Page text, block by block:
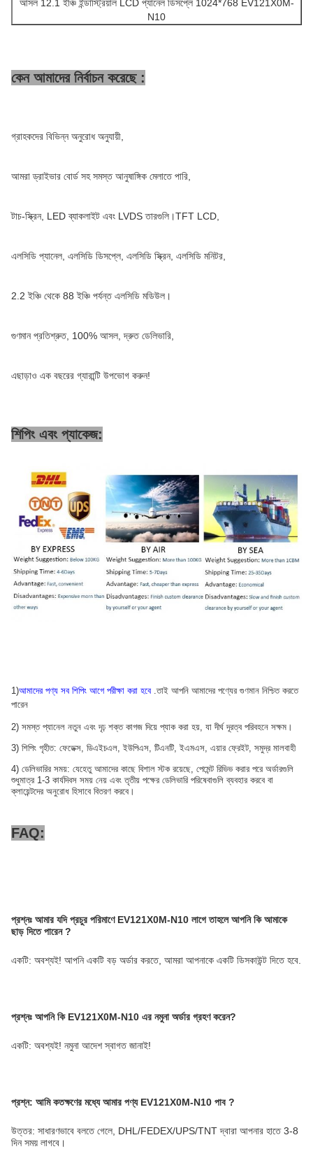
আসল 12.1 ইঞ্চি ইন্ডাস্ট্রিয়াল LCD প্যানেল ডিসপ্লে 1024*768 EV121X0M-
N10
কেন আমাদের নির্বাচন করেছে :
গ্রাহকদের বিভিন্ন অনুরোধ অনুযায়ী,
আমরা ড্রাইভার বোর্ড সহ সমস্ত আনুষাঙ্গিক মেলাতে পারি,
টাচ-স্ক্রিন, LED ব্যাকলাইট এবং LVDS তারগুলি।TFT LCD,
এলসিডি প্যানেল, এলসিডি ডিসপ্লে, এলসিডি স্ক্রিন, এলসিডি মনিটর,
2.2 ইঞ্চি থেকে 88 ইঞ্চি পর্যন্ত এলসিডি মডিউল।
গুণমান প্রতিশ্রুত, 100% আসল, দ্রুত ডেলিভারি,
এছাড়াও এক বছরের গ্যারান্টি উপভোগ করুন!
শিপিং এবং প্যাকেজ:
1)আমাদের পণ্য সব শিপিং আগে পরীক্ষা করা হবে .তাই আপনি আমাদের পণ্যের গুণমান নিশ্চিত করতে
পারেন
2) সমস্ত প্যানেল নতুন এবং দৃঢ় শক্ত কাগজ দিয়ে প্যাক করা হয়, যা দীর্ঘ দূরত্ব পরিবহনে সক্ষম।
3) শিপিং গৃহীত: ফেডেক্স, ডিএইচএল, ইউপিএস, টিএনটি, ইএমএস, এয়ার ফ্রেইট, সমুদ্র মালবাহী
4) ডেলিভারির সময়: যেহেতু আমাদের কাছে বিশাল স্টক রয়েছে, পেমেন্ট রিভিভ করার পরে অর্ডারগুলি
শুধুমাত্র 1-3 কার্যদিবস সময় নেয় এবং তৃতীয় পক্ষের ডেলিভারি পরিষেবাগুলি ব্যবহার করবে বা
ক্লায়েন্টদের অনুরোধ হিসাবে বিতরণ করবে।
FAQ:
প্রশ্নঃ আমার যদি প্রচুর পরিমাণে EV121X0M-N10 লাগে তাহলে আপনি কি আমাকে
ছাড় দিতে পারেন ?
একটি: অবশ্যই! আপনি একটি বড় অর্ডার করতে, আমরা আপনাকে একটি ডিসকাউন্ট দিতে হবে.
প্রশ্নঃ আপনি কি EV121X0M-N10 এর নমুনা অর্ডার গ্রহণ করেন?
একটি: অবশ্যই! নমুনা আদেশ স্বাগত জানাই!
প্রশ্ন: আমি কতক্ষণের মধ্যে আমার পণ্য EV121X0M-N10 পাব ?
উত্তর: সাধারণভাবে বলতে গেলে, DHL/FEDEX/UPS/TNT দ্বারা আপনার হাতে 3-8
দিন সময় লাগবে।